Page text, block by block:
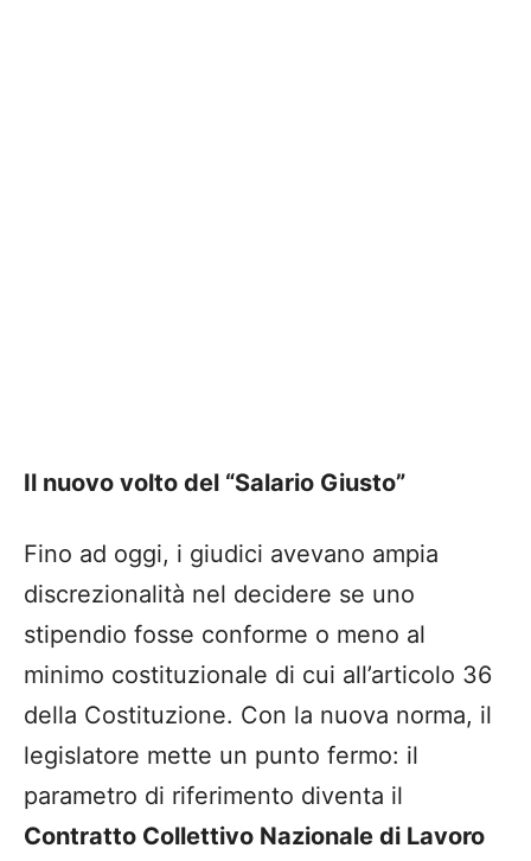
Il nuovo volto del “Salario Giusto”
Fino ad oggi, i giudici avevano ampia
discrezionalità nel decidere se uno
stipendio fosse conforme o meno al
minimo costituzionale di cui all’articolo 36
della Costituzione. Con la nuova norma, il
legislatore mette un punto fermo: il
parametro di riferimento diventa il
Contratto Collettivo Nazionale di Lavoro